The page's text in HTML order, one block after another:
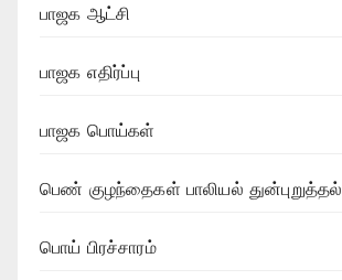
பாஜக ஆட்சி
பாஜக எதிர்ப்பு
பாஜக பொய்கள்
பெண் குழந்தைகள் பாலியல் துன்புறுத்தல்
பொய் பிரச்சாரம்